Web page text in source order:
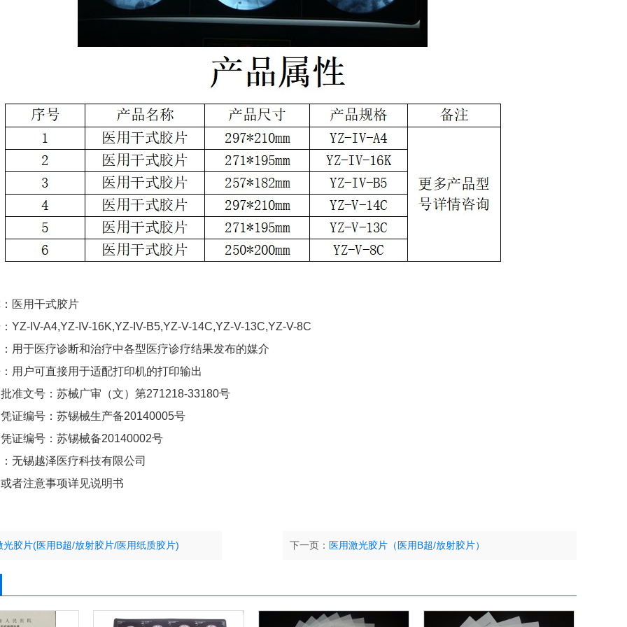
医用干式胶片
YZ-IV-A4,YZ-IV-16K,YZ-IV-B5,YZ-V-14C,YZ-V-13C,YZ-V-8C
用于医疗诊断和治疗中各型医疗诊疗结果发布的媒介
用户可直接用于适配打印机的打印输出
准文号：苏械广审（文）第271218-33180号
证编号：苏锡械生产备20140005号
证编号：苏锡械备20140002号
无锡越泽医疗科技有限公司
者注意事项详见说明书
光胶片(医用B超/放射胶片/医用纸质胶片) 下一页： 医用激光胶片（医用B超/放射胶片）